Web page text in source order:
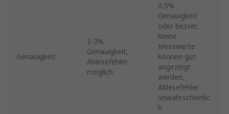
Genauigkeit
2-3%
Genauigkeit,
Ablesefehler
möglich
0,5%
Genauigkeit
oder besser,
kleine
Messwerte
können gut
angezeigt
werden,
Ablesefehler
unwahrscheinlic
h